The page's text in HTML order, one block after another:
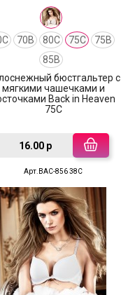
70B 80C 75C
75B
85B
бюстгальтер с
мягкими чашечками и
Back in Heaven
75C
16.00 р
Арт.BAC-856 38C